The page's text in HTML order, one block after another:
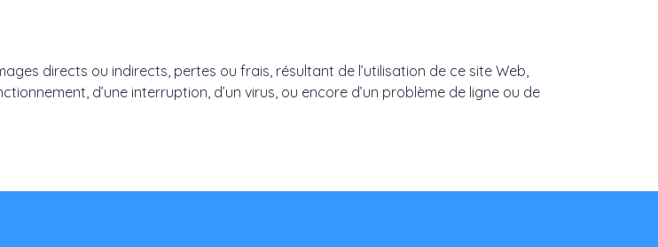
directs ou indirects, pertes ou frais, résultant de l’utilisation de ce site Web,
d’une interruption, d’un virus, ou encore d’un problème de ligne ou de